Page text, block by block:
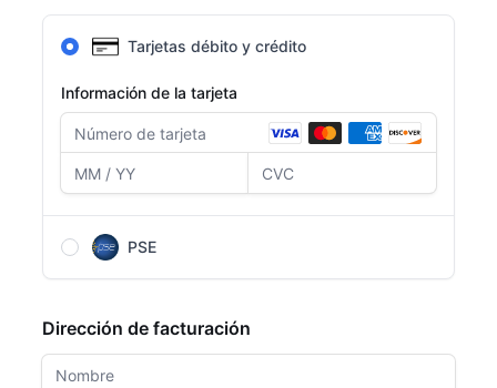
Tarjetas débito y crédito
Información de la tarjeta
PSE
pago.
Dirección de facturación